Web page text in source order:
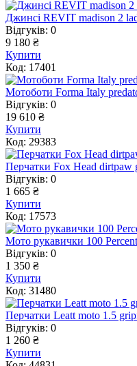
Джинсі REVIT madison 2
Відгуків: 0
9 180 ₴
Купити
Код: 17401
Мотоботи Forma Italy
Відгуків: 0
19 610 ₴
Купити
Код: 29383
Перчатки Fox Head dirtpaw
Відгуків: 0
1 665 ₴
Купити
Код: 17573
Мото рукавички 100
Відгуків: 0
1 350 ₴
Купити
Код: 31480
Перчатки Leatt moto 1.5
Відгуків: 0
1 260 ₴
Купити